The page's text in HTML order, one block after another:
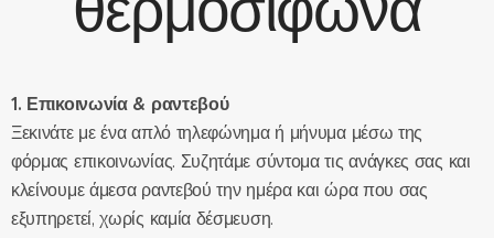
θερμοσίφωνα
1. Επικοινωνία & ραντεβού
Ξεκινάτε με ένα απλό τηλεφώνημα ή μήνυμα μέσω της
φόρμας επικοινωνίας. Συζητάμε σύντομα τις ανάγκες σας και
κλείνουμε άμεσα ραντεβού την ημέρα και ώρα που σας
εξυπηρετεί, χωρίς καμία δέσμευση.